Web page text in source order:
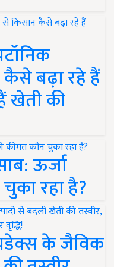
बढ़ा रहे हैं
खेती की
ऊर्जा
रहा है?
के जैविक